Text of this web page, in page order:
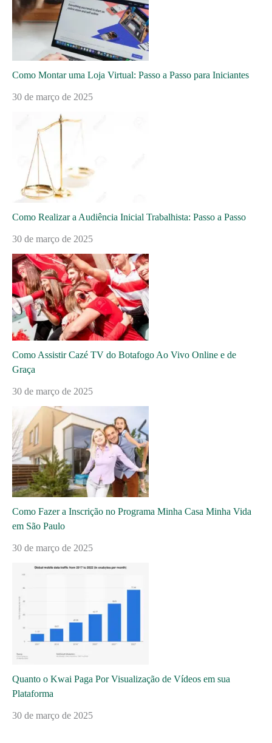
Como Montar uma Loja Virtual: Passo a Passo para Iniciantes
30 de março de 2025
Como Realizar a Audiência Inicial Trabalhista: Passo a Passo
30 de março de 2025
Como Assistir Cazé TV do Botafogo Ao Vivo Online e de
Graça
30 de março de 2025
Como Fazer a Inscrição no Programa Minha Casa Minha Vida
em São Paulo
30 de março de 2025
Quanto o Kwai Paga Por Visualização de Vídeos em sua
Plataforma
30 de março de 2025